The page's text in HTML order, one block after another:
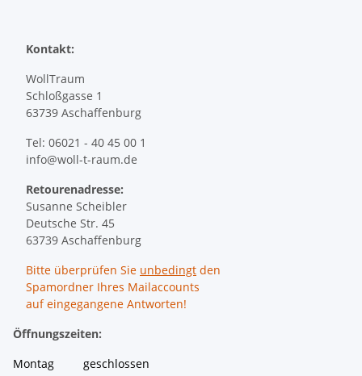
Kontakt:
WollTraum
Schloßgasse 1
63739 Aschaffenburg
Tel: 06021 - 40 45 00 1
info@woll-t-raum.de
Retourenadresse:
Susanne Scheibler
Deutsche Str. 45
63739 Aschaffenburg
Bitte überprüfen Sie unbedingt den
Spamordner Ihres Mailaccounts
auf eingegangene Antworten!
Öffnungszeiten:
Montag geschlossen